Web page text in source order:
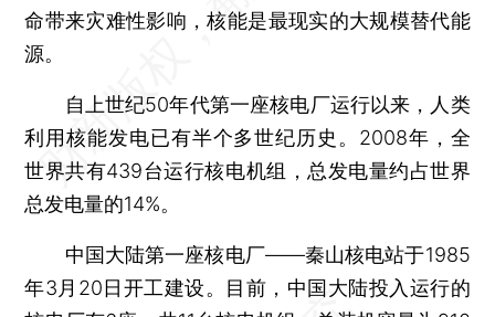
命带来灾难性影响，核能是最现实的大规模替代能
源。
自上世纪50年代第一座核电厂运行以来，人类
利用核能发电已有半个多世纪历史。2008年，全
世界共有439台运行核电机组，总发电量约占世界
总发电量的14%。
中国大陆第一座核电厂——秦山核电站于1985
年3月20日开工建设。目前，中国大陆投入运行的